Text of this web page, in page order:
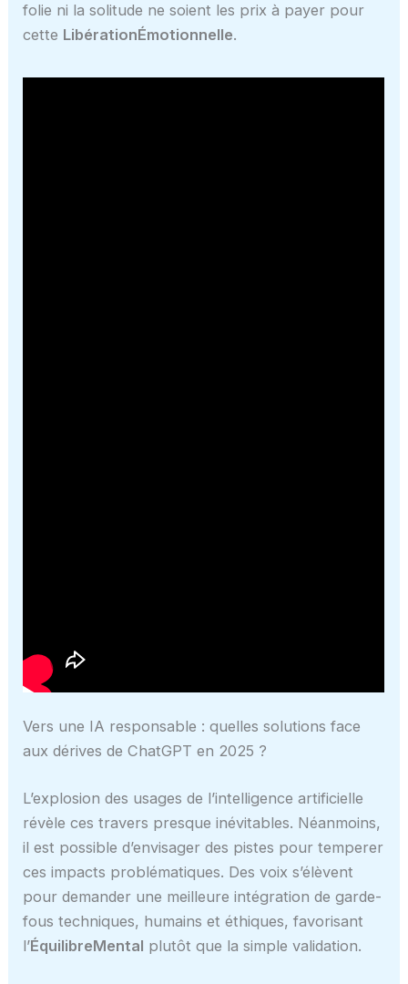
folie ni la solitude ne soient les prix à payer pour
cette LibérationÉmotionnelle.
Vers une IA responsable : quelles solutions face
aux dérives de ChatGPT en 2025 ?
L’explosion des usages de l’intelligence artificielle
révèle ces travers presque inévitables. Néanmoins,
il est possible d’envisager des pistes pour temperer
ces impacts problématiques. Des voix s’élèvent
pour demander une meilleure intégration de garde-
fous techniques, humains et éthiques, favorisant
l’ÉquilibreMental plutôt que la simple validation.